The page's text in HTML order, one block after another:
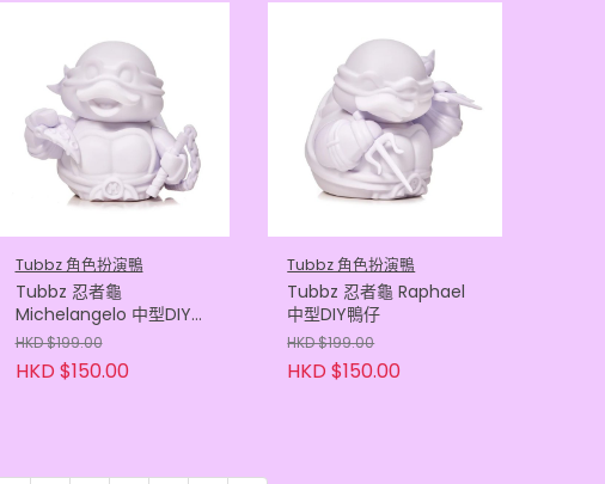
Tubbz 角色扮演鴨
Tubbz 忍者龜
Michelangelo 中型DIY鴨
仔
HKD $199.00
HKD $150.00
Tubbz 角色扮演鴨
Tubbz 忍者龜 Raphael
中型DIY鴨仔
HKD $199.00
HKD $150.00